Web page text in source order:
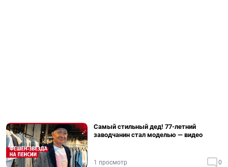
Самый стильный дед! 77-летний
заводчанин стал моделью — видео
1 просмотр 0